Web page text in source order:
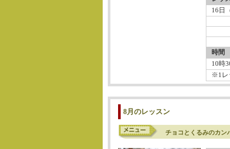
16日
時間
10時
※1レ
8月のレッスン
チョコとくるみのカン